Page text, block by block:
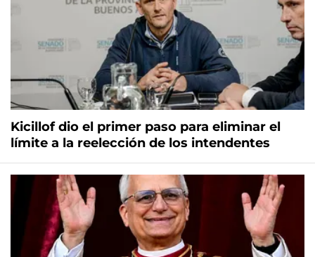
Kicillof dio el primer paso para eliminar el
límite a la reelección de los intendentes